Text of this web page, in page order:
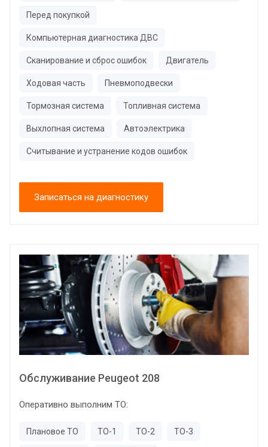
Перед покупкой
Компьютерная диагностика ДВС
Сканирование и сброс ошибок Двигатель
Ходовая часть Пневмоподвески
Тормозная система Топливная система
Выхлопная система Автоэлектрика
Считывание и устранение кодов ошибок
Записаться на диагностику
Обслуживание Peugeot 208
Оперативно выполним ТО:
Плановое ТО ТО-1 ТО-2 ТО-3